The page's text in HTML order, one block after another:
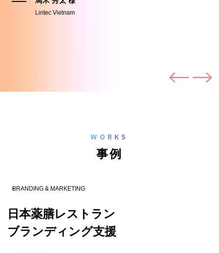
Lintec Vietnam
Prev Next
WORKS
事例
BRANDING & MARKETING
日本薬膳レストラン
ブランディング支援